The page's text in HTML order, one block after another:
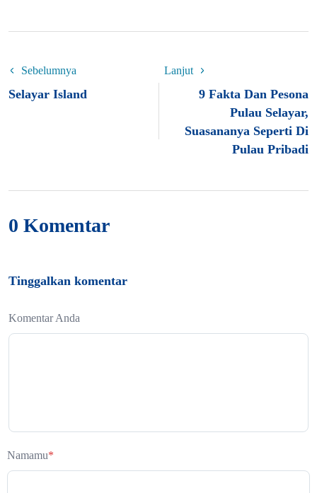
Sebelumnya
Selayar Island
Lanjut
9 Fakta Dan Pesona
Pulau Selayar,
Suasananya Seperti Di
Pulau Pribadi
0 Komentar
Tinggalkan komentar
Komentar Anda
Namamu*